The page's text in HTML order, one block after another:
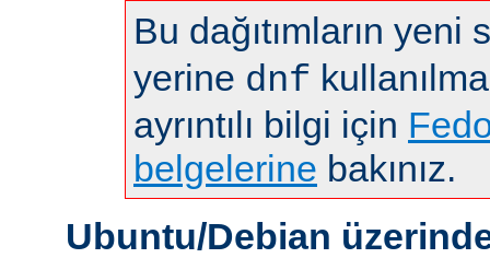
Bu dağıtımların
yerine dnf
ayrıntılı bilgi için
belgelerine bakınız.
Ubuntu/Debian